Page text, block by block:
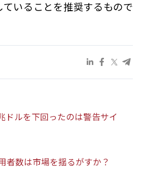
いることを推奨するもので
ドルを下回ったのは警告サイ
者数は市場を揺るがすか？